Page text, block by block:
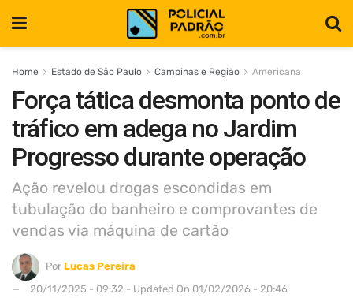
Home Estado de São Paulo Campinas e Região Americana
Força tática desmonta ponto de
tráfico em adega no Jardim
Progresso durante operação
Ação revelou drogas escondidas em
tubulação do banheiro e comprovantes de
vendas via máquina de cartão
Por Lucas Pereira
20/11/2025 - 09:32 - Updated On 01/02/2026 - 20:46